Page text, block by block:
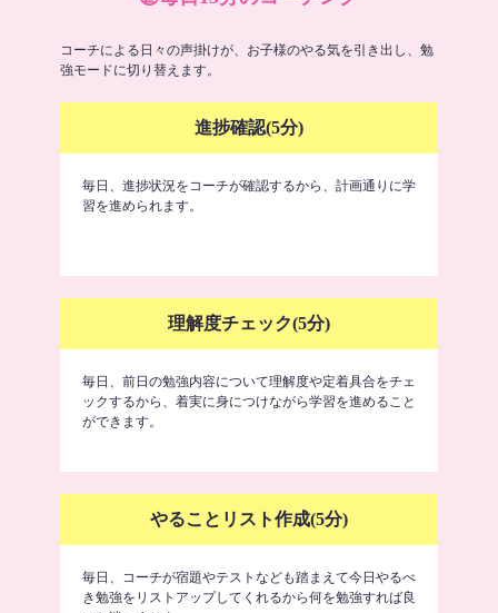
コーチによる日々の声掛けが、お子様のやる気を引き出し、勉
強モードに切り替えます。
進捗確認(5分)
毎日、進捗状況をコーチが確認するから、計画通りに学
習を進められます。
理解度チェック(5分)
毎日、前日の勉強内容について理解度や定着具合をチェ
ックするから、着実に身につけながら学習を進めること
ができます。
やることリスト作成(5分)
毎日、コーチが宿題やテストなども踏まえて今日やるべ
き勉強をリストアップしてくれるから何を勉強すれば良